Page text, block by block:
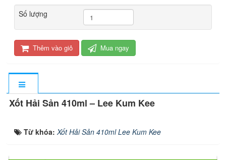
Số lượng
Thêm vào giỏ Mua ngay
Xốt Hải Sản 410ml – Lee Kum Kee
Từ khóa: Xốt Hải Sản 410ml Lee Kum Kee